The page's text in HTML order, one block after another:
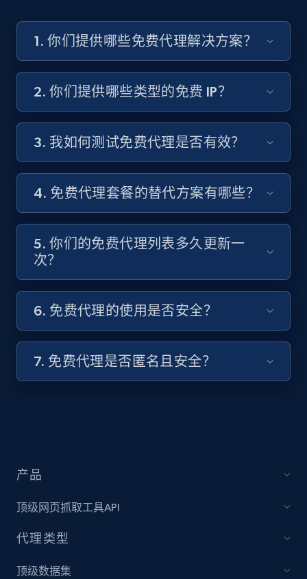
1. 你们提供哪些免费代理解决方案？
2. 你们提供哪些类型的免费 IP？
3. 我如何测试免费代理是否有效？
4. 免费代理套餐的替代方案有哪些？
5. 你们的免费代理列表多久更新一
次？
6. 免费代理的使用是否安全？
7. 免费代理是否匿名且安全？
产品
顶级网页抓取工具API
代理类型
顶级数据集